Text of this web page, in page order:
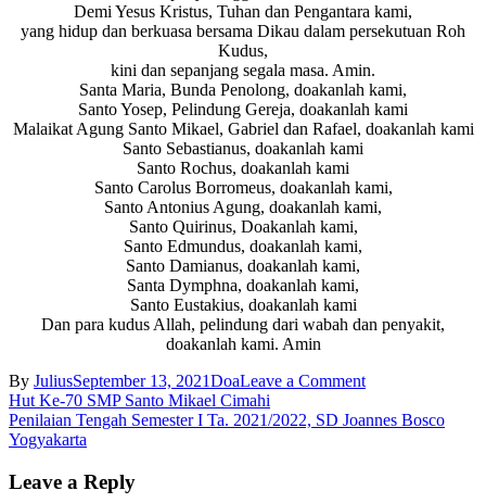
Demi Yesus Kristus, Tuhan dan Pengantara kami,
yang hidup dan berkuasa bersama Dikau dalam persekutuan Roh
Kudus,
kini dan sepanjang segala masa. Amin.
Santa Maria, Bunda Penolong, doakanlah kami,
Santo Yosep, Pelindung Gereja, doakanlah kami
Malaikat Agung Santo Mikael, Gabriel dan Rafael, doakanlah kami
Santo Sebastianus, doakanlah kami
Santo Rochus, doakanlah kami
Santo Carolus Borromeus, doakanlah kami,
Santo Antonius Agung, doakanlah kami,
Santo Quirinus, Doakanlah kami,
Santo Edmundus, doakanlah kami,
Santo Damianus, doakanlah kami,
Santa Dymphna, doakanlah kami,
Santo Eustakius, doakanlah kami
Dan para kudus Allah, pelindung dari wabah dan penyakit,
doakanlah kami. Amin
By JuliusSeptember 13, 2021DoaLeave a Commenton
MOHON
Post
navigation
Hut Ke-70 SMP Santo Mikael Cimahi
Penilaian Tengah Semester I Ta. 2021/2022, SD Joannes Bosco
Yogyakarta
Leave a Reply